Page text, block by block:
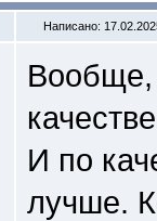
Написано:
Вообще,
И по
лучше.